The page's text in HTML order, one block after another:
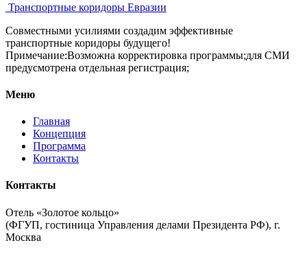
Транспортные коридоры Евразии
Совместными усилиями создадим эффективные
транспортные коридоры будущего!
Примечание:Возможна корректировка программы;для СМИ
предусмотрена отдельная регистрация;
Меню
Главная
Концепция
Программа
Контакты
Контакты
Отель «Золотое кольцо»
(ФГУП, гостиница Управления делами Президента РФ), г.
Москва